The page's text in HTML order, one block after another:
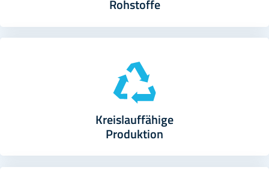
Rohstoffe
Kreislauf­fähige
Produktion